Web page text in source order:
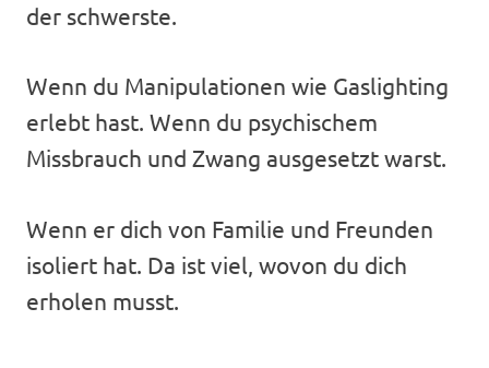
der schwerste.
Wenn du Manipulationen wie Gaslighting
erlebt hast. Wenn du psychischem
Missbrauch und Zwang ausgesetzt warst.
Wenn er dich von Familie und Freunden
isoliert hat. Da ist viel, wovon du dich
erholen musst.